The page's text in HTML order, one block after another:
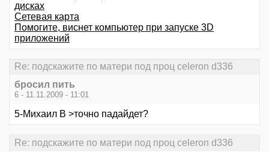
дисках
Сетевая карта
Помогите, виснет компьютер при запуске 3D
приложений
Re: подскажите по матери под проц celeron d336
бросил пить
6 - 11.11.2009 - 11:01
5-Михаил В >точно падайдет?
Re: подскажите по матери под проц celeron d336